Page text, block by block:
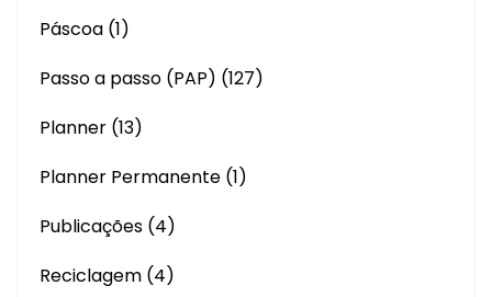
Páscoa (1)
Passo a passo (PAP) (127)
Planner (13)
Planner Permanente (1)
Publicações (4)
Reciclagem (4)